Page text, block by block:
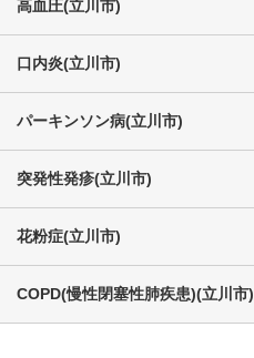
高血圧(立川市)
口内炎(立川市)
パーキンソン病(立川市)
突発性発疹(立川市)
花粉症(立川市)
COPD(慢性閉塞性肺疾患)(立川市)